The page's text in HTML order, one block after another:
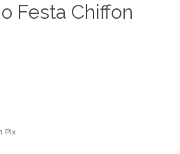
Festa Chiffon
Pix